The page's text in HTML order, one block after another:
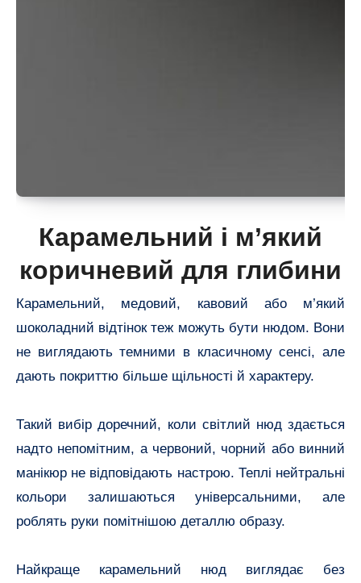
Карамельний і м’який
коричневий для глибини
Карамельний, медовий, кавовий або м’який
шоколадний відтінок теж можуть бути нюдом. Вони
не виглядають темними в класичному сенсі, але
дають покриттю більше щільності й характеру.
Такий вибір доречний, коли світлий нюд здається
надто непомітним, а червоний, чорний або винний
манікюр не відповідають настрою. Теплі нейтральні
кольори залишаються універсальними, але
роблять руки помітнішою деталлю образу.
Найкраще карамельний нюд виглядає без